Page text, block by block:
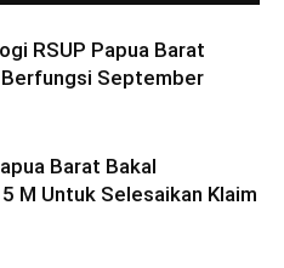
RSUP Papua Barat
September
Barat Bakal
M Untuk Selesaikan Klaim